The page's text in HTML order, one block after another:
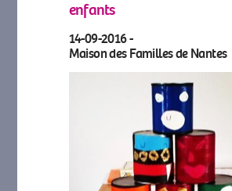
enfants
14-09-2016 -
Maison des Familles de Nantes